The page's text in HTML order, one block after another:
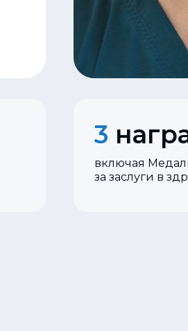
3
включая
за заслуги в